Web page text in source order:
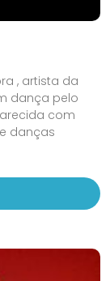
, artista da
dança pelo
com
danças